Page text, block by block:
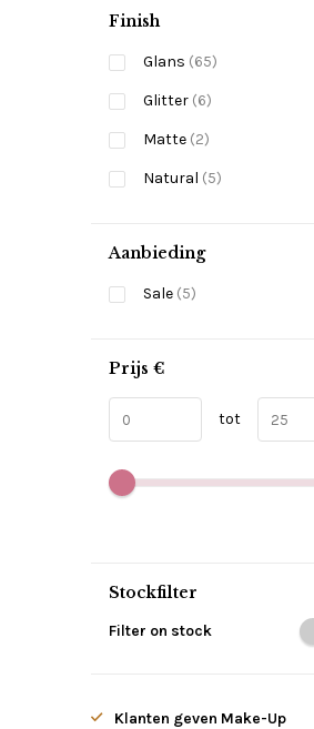
Finish
Glans (65)
Glitter (6)
Matte (2)
Natural (5)
Aanbieding
Sale (5)
Prijs €
tot
Stockfilter
Filter on stock
Klanten geven Make-Up